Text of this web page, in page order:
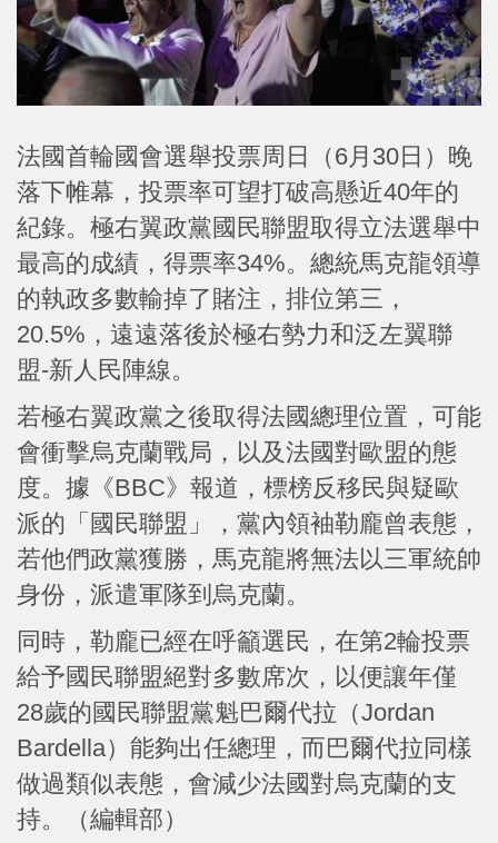
法國首輪國會選舉投票周日（6月30日）晚
落下帷幕，投票率可望打破高懸近40年的
紀錄。極右翼政黨國民聯盟取得立法選舉中
最高的成績，得票率34%。總統馬克龍領導
的執政多數輸掉了賭注，排位第三，
20.5%，遠遠落後於極右勢力和泛左翼聯
盟-新人民陣線。
若極右翼政黨之後取得法國總理位置，可能
會衝擊烏克蘭戰局，以及法國對歐盟的態
度。據《BBC》報道，標榜反移民與疑歐
派的「國民聯盟」，黨內領袖勒龐曾表態，
若他們政黨獲勝，馬克龍將無法以三軍統帥
身份，派遣軍隊到烏克蘭。
同時，勒龐已經在呼籲選民，在第2輪投票
給予國民聯盟絕對多數席次，以便讓年僅
28歲的國民聯盟黨魁巴爾代拉（Jordan
Bardella）能夠出任總理，而巴爾代拉同樣
做過類似表態，會減少法國對烏克蘭的支
持。（編輯部）